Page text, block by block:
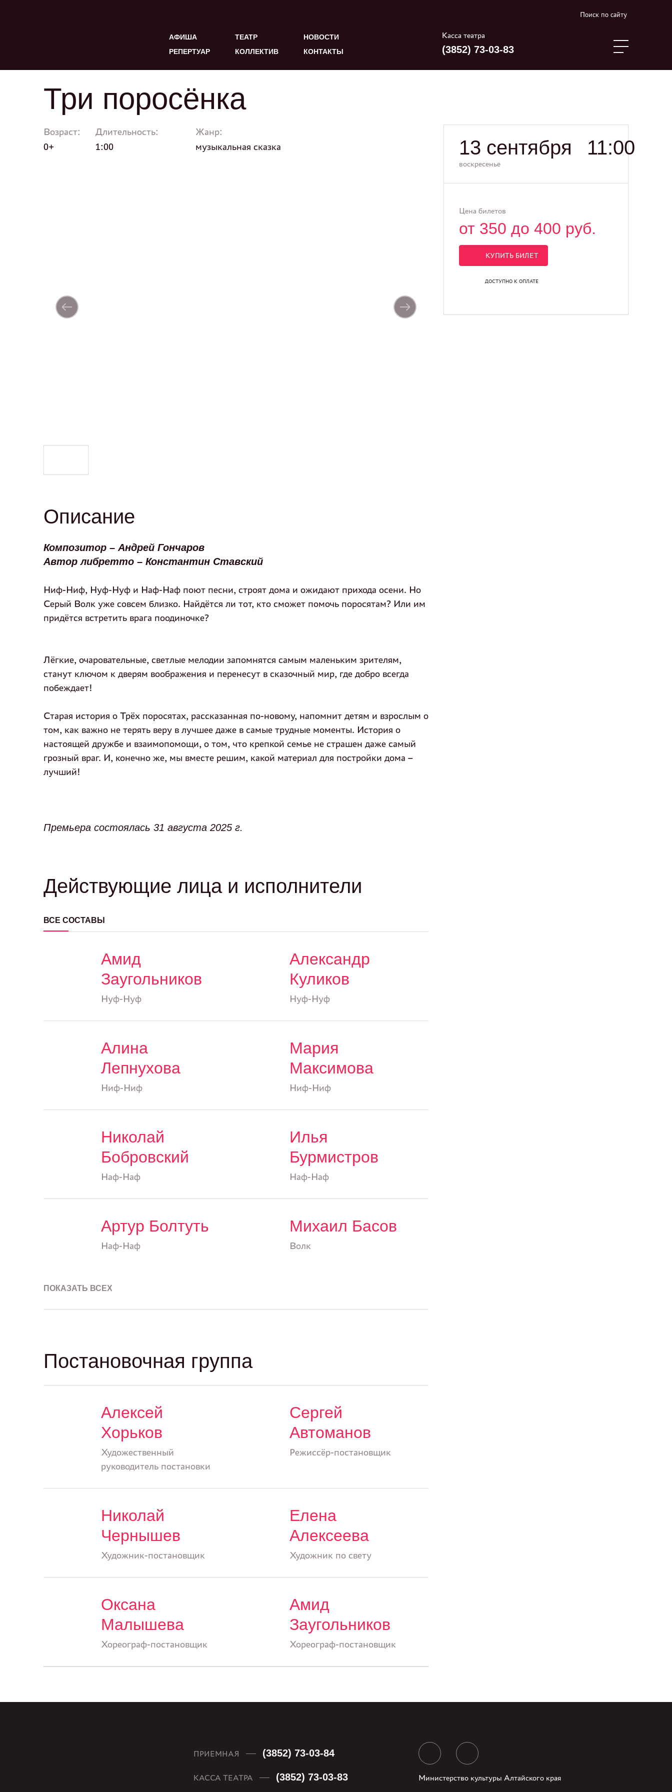
Поиск по сайту
АФИША
РЕПЕРТУАР
ТЕАТР
КОЛЛЕКТИВ
НОВОСТИ
КОНТАКТЫ
Касса театра
(3852) 73-03-83
Три поросёнка
Возраст:
0+
Длительность:
1:00
Жанр:
музыкальная сказка
Описание
Композитор – Андрей Гончаров
Автор либретто – Константин Ставский
Ниф-Ниф, Нуф-Нуф и Наф-Наф поют песни, строят дома и ожидают прихода осени. Но
Серый Волк уже совсем близко. Найдётся ли тот, кто сможет помочь поросятам? Или им
придётся встретить врага поодиночке?
Лёгкие, очаровательные, светлые мелодии запомнятся самым маленьким зрителям,
станут ключом к дверям воображения и перенесут в сказочный мир, где добро всегда
побеждает!
Старая история о Трёх поросятах, рассказанная по-новому, напомнит детям и взрослым о
том, как важно не терять веру в лучшее даже в самые трудные моменты. История о
настоящей дружбе и взаимопомощи, о том, что крепкой семье не страшен даже самый
грозный враг. И, конечно же, мы вместе решим, какой материал для постройки дома –
лучший!
Премьера состоялась 31 августа 2025 г.
Действующие лица и исполнители
ВСЕ СОСТАВЫ
Амид
Заугольников
Нуф-Нуф
Александр
Куликов
Нуф-Нуф
Алина
Лепнухова
Ниф-Ниф
Мария
Максимова
Ниф-Ниф
Николай
Бобровский
Наф-Наф
Илья
Бурмистров
Наф-Наф
Артур Болтуть
Наф-Наф
Михаил Басов
Волк
ПОКАЗАТЬ ВСЕХ
Постановочная группа
Алексей
Хорьков
Художественный
руководитель постановки
Сергей
Автоманов
Режиссёр-постановщик
Николай
Чернышев
Художник-постановщик
Елена
Алексеева
Художник по свету
Оксана
Малышева
Хореограф-постановщик
Амид
Заугольников
Хореограф-постановщик
13 сентября
воскресенье
11:00
Цена билетов
от 350 до 400 руб.
КУПИТЬ БИЛЕТ
ДОСТУПНО К ОПЛАТЕ
ПРИЕМНАЯ (3852) 73-03-84
КАССА ТЕАТРА (3852) 73-03-83 Министерство культуры Алтайского края